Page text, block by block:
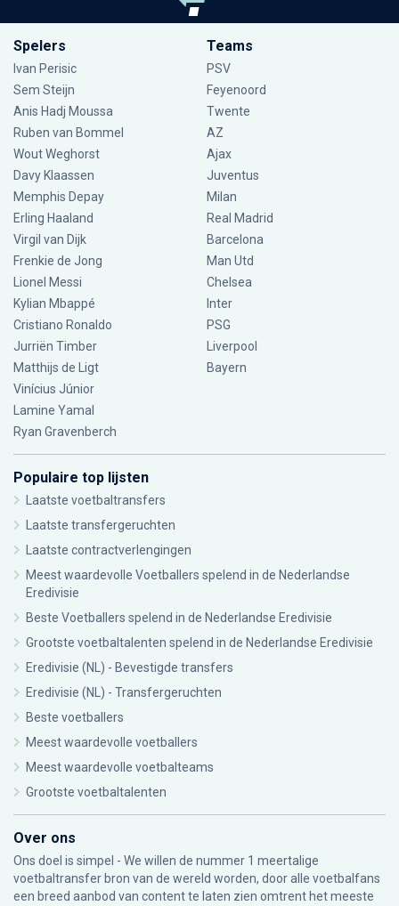
Spelers
Ivan Perisic
Sem Steijn
Anis Hadj Moussa
Ruben van Bommel
Wout Weghorst
Davy Klaassen
Memphis Depay
Erling Haaland
Virgil van Dijk
Frenkie de Jong
Lionel Messi
Kylian Mbappé
Cristiano Ronaldo
Jurriën Timber
Matthijs de Ligt
Vinícius Júnior
Lamine Yamal
Ryan Gravenberch
Teams
PSV
Feyenoord
Twente
AZ
Ajax
Juventus
Milan
Real Madrid
Barcelona
Man Utd
Chelsea
Inter
PSG
Liverpool
Bayern
Populaire top lijsten
Laatste voetbaltransfers
Laatste transfergeruchten
Laatste contractverlengingen
Meest waardevolle Voetballers spelend in de Nederlandse
Eredivisie
Beste Voetballers spelend in de Nederlandse Eredivisie
Grootste voetbaltalenten spelend in de Nederlandse Eredivisie
Eredivisie (NL) - Bevestigde transfers
Eredivisie (NL) - Transfergeruchten
Beste voetballers
Meest waardevolle voetballers
Meest waardevolle voetbalteams
Grootste voetbaltalenten
Over ons
Ons doel is simpel - We willen de nummer 1 meertalige
voetbaltransfer bron van de wereld worden, door alle voetbalfans
een breed aanbod van content te laten zien omtrent het meeste